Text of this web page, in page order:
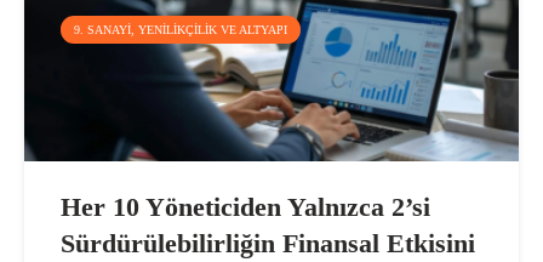
9. SANAYI, YENILIKÇILIK VE ALTYAPI
Her 10 Yöneticiden Yalnızca 2’si
Sürdürülebilirliğin Finansal Etkisini